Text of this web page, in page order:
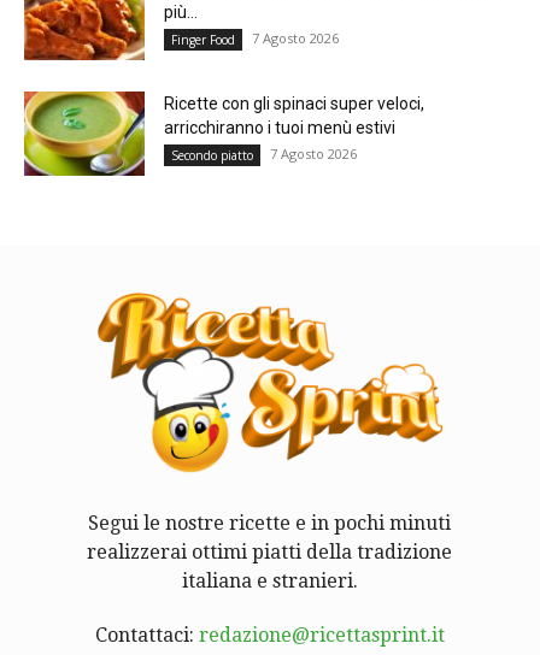
più...
Finger Food 7 Agosto 2026
Ricette con gli spinaci super veloci,
arricchiranno i tuoi menù estivi
Secondo piatto 7 Agosto 2026
Segui le nostre ricette e in pochi minuti
realizzerai ottimi piatti della tradizione
italiana e stranieri.
Contattaci: redazione@ricettasprint.it